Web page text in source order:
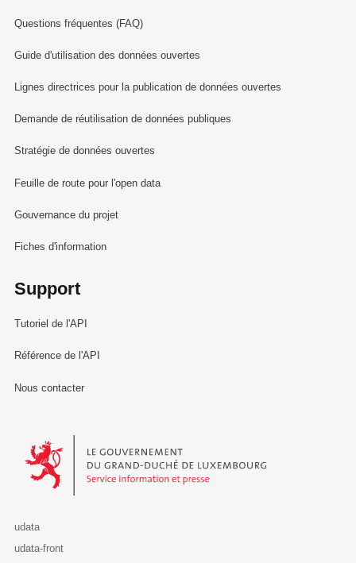
Questions fréquentes (FAQ)
Guide d'utilisation des données ouvertes
Lignes directrices pour la publication de données ouvertes
Demande de réutilisation de données publiques
Stratégie de données ouvertes
Feuille de route pour l'open data
Gouvernance du projet
Fiches d'information
Support
Tutoriel de l'API
Référence de l'API
Nous contacter
Le Gouvernement du Grand-Duché de Luxembourg - Service
udata
udata-front